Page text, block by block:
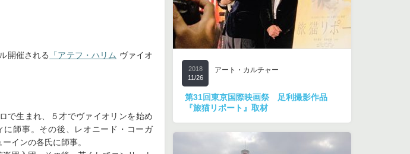
開催される 「アテフ・ハリム ヴァイオ
で生まれ、５才でヴァイオリンを始め
師事。その後、レオニード・コーガ
インの各氏に師事。
2018
11/26
アート・カルチャー
第31回東京国際映画祭 足利撮影作品
『旅猫リポート』取材